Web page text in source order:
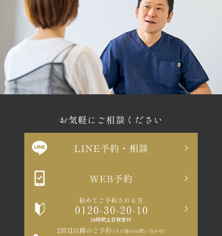
お気軽にご相談ください